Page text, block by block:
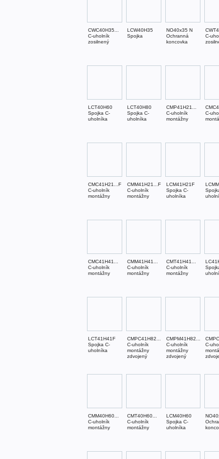
CWC40H35...
C-uholník
zosilnený
LCW40H35
Spojka
NO40x35 N
Ochranná
koncovka
C-
LCT40H60
Spojka C-
uholníka
LCT40H80
Spojka C-
uholníka
CMP41H21...
C-uholník
montážny
C-
CMC41H21...F
C-uholník
montážny
CMM41H21...F
C-uholník
montážny
LCM41H21F
Spojka C-
uholníka
CMC41H41...
C-uholník
montážny
CMM41H41...
C-uholník
montážny
CMT41H41...
C-uholník
montážny
LCT41H41F
Spojka C-
uholníka
CMPC41H82...
C-uholník
montážny
zdvojený
CMPM41H82...
C-uholník
montážny
zdvojený
C-
CMM40H60...
C-uholník
montážny
CMT40H60...
C-uholník
montážny
LCM40H60
Spojka C-
uholníka